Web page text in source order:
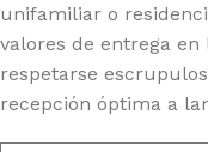
unifamiliar o
valores de entrega
respetarse
recepción óptima a